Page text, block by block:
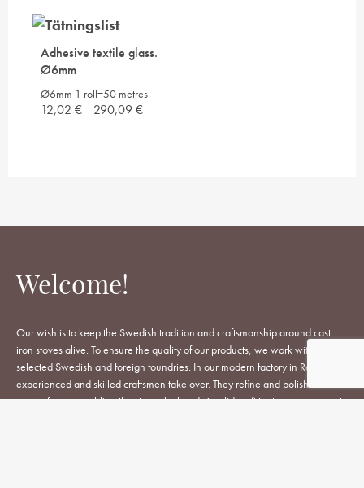
Adhesive textile glass.
Ø6mm
Ø6mm 1 roll=50 metres
12,02 € – 290,09€Price
Welcome!
Our wish is to keep the Swedish tradition and craftsmanship around cast
iron stoves alive. To ensure the quality of our products, we work with
selected Swedish and foreign foundries. In our modern factory in Reftele,
experienced and skilled craftsmen take over. They refine and polish each
part before assembling the stoves by hand. A solid craft that never goes out